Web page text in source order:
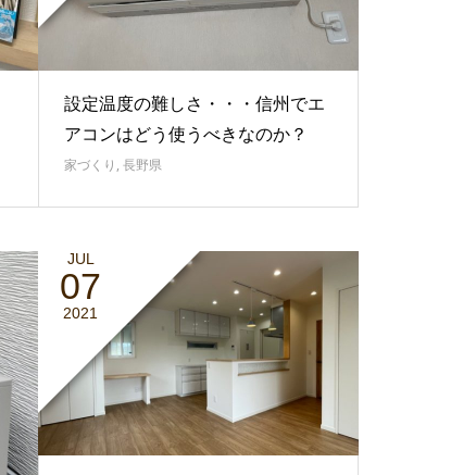
設定温度の難しさ・・・信州でエ
アコンはどう使うべきなのか？
家づくり , 長野県
JUL
07
2021